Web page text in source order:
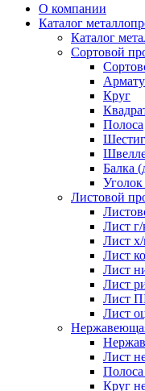
О компании
Каталог
Каталог
Сортовой
Круг
Полоса
Балка
Уголок
Листовой
Лист г/
Лист
Лист
Лист
Лист
Лист
Лист
Лист
Круг